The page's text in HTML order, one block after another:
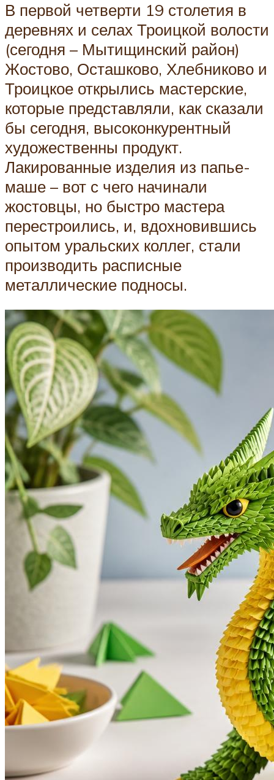
В первой четверти 19 столетия в
деревнях и селах Троицкой волости
(сегодня – Мытищинский район)
Жостово, Осташково, Хлебниково и
Троицкое открылись мастерские,
которые представляли, как сказали
бы сегодня, высоконкурентный
художественны продукт.
Лакированные изделия из папье-
маше – вот с чего начинали
жостовцы, но быстро мастера
перестроились, и, вдохновившись
опытом уральских коллег, стали
производить расписные
металлические подносы.